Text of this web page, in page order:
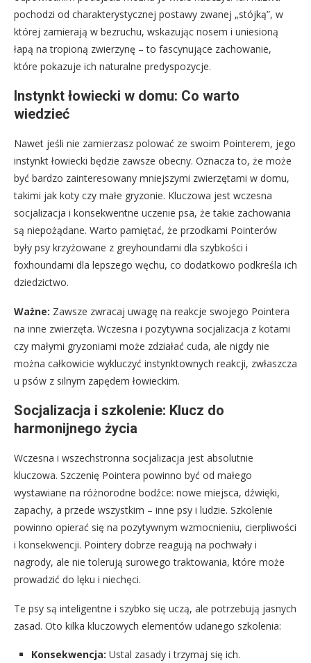
pochodzi od charakterystycznej postawy zwanej „stójką”, w
której zamierają w bezruchu, wskazując nosem i uniesioną
łapą na tropioną zwierzynę – to fascynujące zachowanie,
które pokazuje ich naturalne predyspozycje.
Instynkt łowiecki w domu: Co warto
wiedzieć
Nawet jeśli nie zamierzasz polować ze swoim Pointerem, jego
instynkt łowiecki będzie zawsze obecny. Oznacza to, że może
być bardzo zainteresowany mniejszymi zwierzętami w domu,
takimi jak koty czy małe gryzonie. Kluczowa jest wczesna
socjalizacja i konsekwentne uczenie psa, że takie zachowania
są niepożądane. Warto pamiętać, że przodkami Pointerów
były psy krzyżowane z greyhoundami dla szybkości i
foxhoundami dla lepszego węchu, co dodatkowo podkreśla ich
dziedzictwo.
Ważne: Zawsze zwracaj uwagę na reakcje swojego Pointera
na inne zwierzęta. Wczesna i pozytywna socjalizacja z kotami
czy małymi gryzoniami może zdziałać cuda, ale nigdy nie
można całkowicie wykluczyć instynktownych reakcji, zwłaszcza
u psów z silnym zapędem łowieckim.
Socjalizacja i szkolenie: Klucz do
harmonijnego życia
Wczesna i wszechstronna socjalizacja jest absolutnie
kluczowa. Szczenię Pointera powinno być od małego
wystawiane na różnorodne bodźce: nowe miejsca, dźwięki,
zapachy, a przede wszystkim – inne psy i ludzie. Szkolenie
powinno opierać się na pozytywnym wzmocnieniu, cierpliwości
i konsekwencji. Pointery dobrze reagują na pochwały i
nagrody, ale nie tolerują surowego traktowania, które może
prowadzić do lęku i niechęci.
Te psy są inteligentne i szybko się uczą, ale potrzebują jasnych
zasad. Oto kilka kluczowych elementów udanego szkolenia:
Konsekwencja: Ustal zasady i trzymaj się ich.